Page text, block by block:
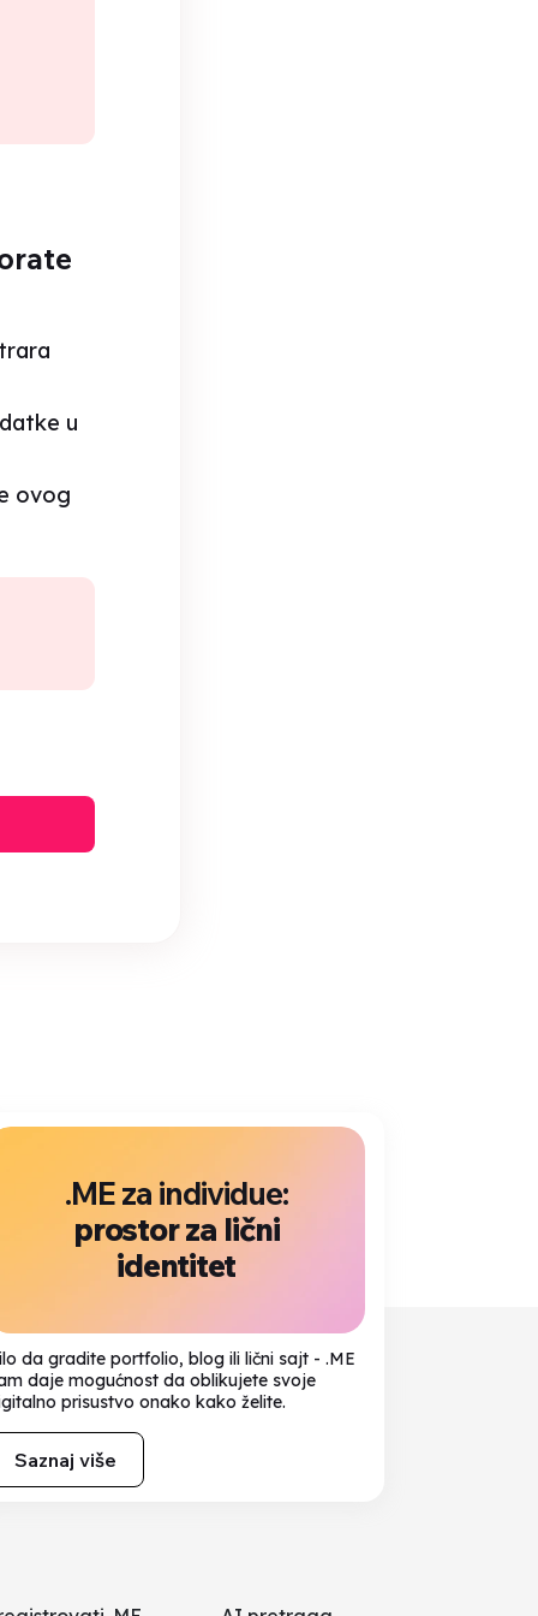
u
ovog
.ME za individue:
prostor za lični
identitet
da gradite portfolio, blog ili lični sajt - .ME
daje mogućnost da oblikujete svoje
prisustvo onako kako želite.
Saznaj više